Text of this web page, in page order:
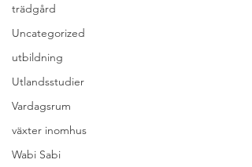
trädgård
Uncategorized
utbildning
Utlandsstudier
Vardagsrum
växter inomhus
Wabi Sabi